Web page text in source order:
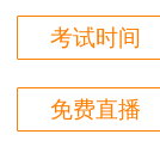
三、其他
用户hq****jp
性价比较高
对知识点精
考试时间
免费直播